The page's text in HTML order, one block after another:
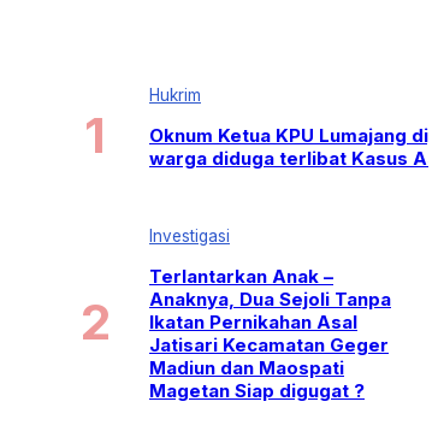
Hukrim
Oknum Ketua KPU Lumajang
warga diduga terlibat Kasus
Investigasi
Terlantarkan Anak –
Anaknya, Dua Sejoli Tanpa
Ikatan Pernikahan Asal
Jatisari Kecamatan Geger
Madiun dan Maospati
Magetan Siap digugat ?